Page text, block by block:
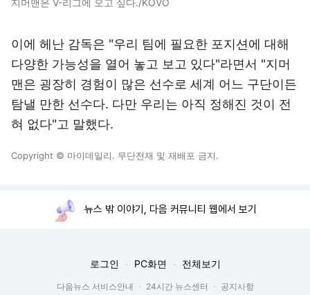
지머맨은 V-리그에 오고 싶다./KOVO
이에 헤난 감독은 "우리 팀에 필요한 포지션에 대해
다양한 가능성을 열어 놓고 보고 있다"라면서 "지머
맨은 굉장히 경험이 많은 선수로 세계 어느 구단이든
탐낼 만한 선수다. 다만 우리는 아직 정해진 것이 전
혀 없다"고 말했다.
Copyright © 마이데일리. 무단전재 및 재배포 금지.
뉴스 밖 이야기, 다음 커뮤니티 웹에서 보기
로그인 PC화면 전체보기
다음뉴스 서비스안내 24시간 뉴스센터 공지사항